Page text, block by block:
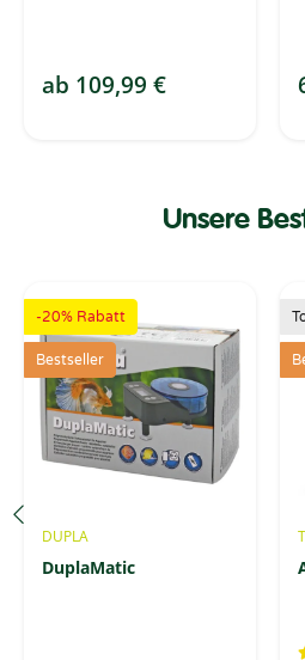
ab 109,99 €
Unsere
-20% Rabatt
Bestseller
DUPLA
DuplaMatic